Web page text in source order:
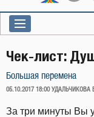
Чек-лист:
Большая перемена
ОПУБЛИКОВАНО
05.10.2017 18:00 УДАЛЬЧИКОВА
За три минуты Вы